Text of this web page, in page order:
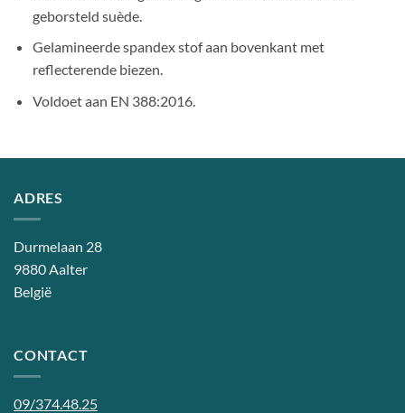
geborsteld suède.
Gelamineerde spandex stof aan bovenkant met
reflecterende biezen.
Voldoet aan EN 388:2016.
ADRES
Durmelaan 28
9880 Aalter
België
CONTACT
09/374.48.25